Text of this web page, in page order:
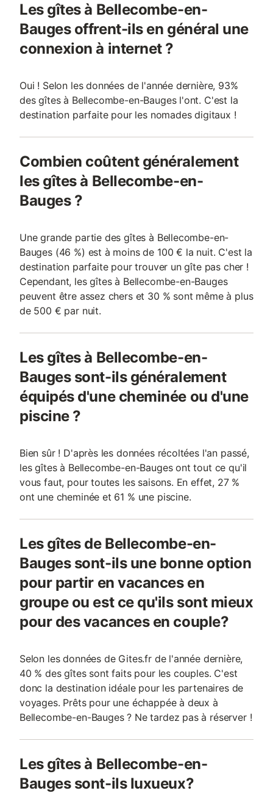
Les gîtes à Bellecombe-en-
Bauges offrent-ils en général une
connexion à internet ?
Oui ! Selon les données de l'année dernière, 93%
des gîtes à Bellecombe-en-Bauges l'ont. C'est la
destination parfaite pour les nomades digitaux !
Combien coûtent généralement
les gîtes à Bellecombe-en-
Bauges ?
Une grande partie des gîtes à Bellecombe-en-
Bauges (46 %) est à moins de 100 € la nuit. C'est la
destination parfaite pour trouver un gîte pas cher !
Cependant, les gîtes à Bellecombe-en-Bauges
peuvent être assez chers et 30 % sont même à plus
de 500 € par nuit.
Les gîtes à Bellecombe-en-
Bauges sont-ils généralement
équipés d'une cheminée ou d'une
piscine ?
Bien sûr ! D'après les données récoltées l'an passé,
les gîtes à Bellecombe-en-Bauges ont tout ce qu'il
vous faut, pour toutes les saisons. En effet, 27 %
ont une cheminée et 61 % une piscine.
Les gîtes de Bellecombe-en-
Bauges sont-ils une bonne option
pour partir en vacances en
groupe ou est ce qu'ils sont mieux
pour des vacances en couple?
Selon les données de Gites.fr de l'année dernière,
40 % des gîtes sont faits pour les couples. C'est
donc la destination idéale pour les partenaires de
voyages. Prêts pour une échappée à deux à
Bellecombe-en-Bauges ? Ne tardez pas à réserver !
Les gîtes à Bellecombe-en-
Bauges sont-ils luxueux?